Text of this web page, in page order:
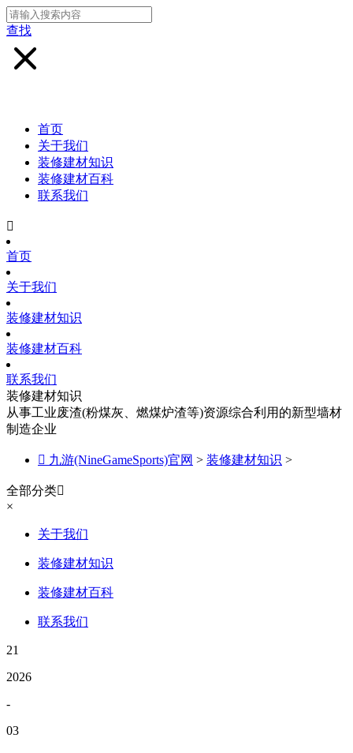
查找
首页
关于我们
装修建材知识
装修建材百科
联系我们

首页
关于我们
装修建材知识
装修建材百科
联系我们
装修建材知识
从事工业废渣(粉煤灰、燃煤炉渣等)资源综合利用的新型墙材
制造企业
 九游(NineGameSports)官网 > 装修建材知识 >
全部分类
×
关于我们
装修建材知识
装修建材百科
联系我们
21
2026
-
03